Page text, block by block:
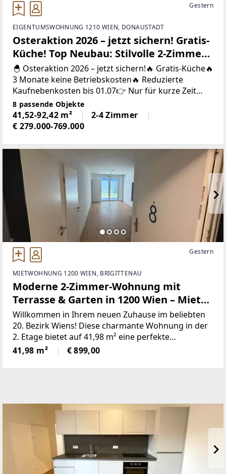
Gestern
EIGENTUMSWOHNUNG 1210 WIEN, DONAUSTADT
Osteraktion 2026 – jetzt sichern! Gratis-
Küche! Top Neubau: Stilvolle 2-Zimmer-
Wohnung mit Balkon
🐣 Osteraktion 2026 – jetzt sichern!🔥 Gratis-Küche🔥
3 Monate keine Betriebskosten🔥 Reduzierte
Kaufnebenkosten bis 01.07👉 Nur für kurze Zeit
verfügbar!💶 Preis: 299.000 €🏡 Perfekte 2-Zimmer-
Wohnung
8 passende Objekte
41,52-92,42 m²
2-4 Zimmer
€ 279.000-769.000
Gestern
MIETWOHNUNG 1200 WIEN, BRIGITTENAU
Moderne 2-Zimmer-Wohnung mit
Terrasse & Garten in 1200 Wien – Miete
€899,–
Willkommen in Ihrem neuen Zuhause im beliebten
20. Bezirk Wiens! Diese charmante Wohnung in der
2. Etage bietet auf 41,98 m² eine perfekte
Kombination aus Komfort, Funktionalität und
urbanem Lebensstil – ideal für Singles, Paare oder
41,98 m² € 899,00